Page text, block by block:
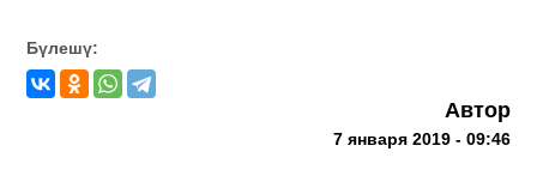
Бүлешү:
Автор
7 января 2019 - 09:46